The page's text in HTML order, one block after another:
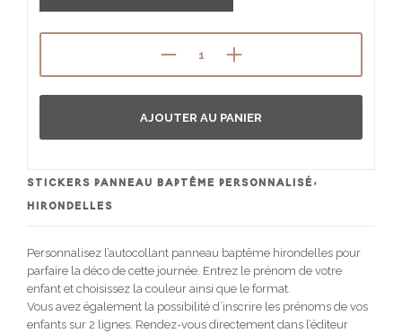
STICKERS PANNEAU BAPTÊME PERSONNALISÉ,
HIRONDELLES
Personnalisez l’autocollant panneau baptême hirondelles pour
parfaire la déco de cette journée. Entrez le prénom de votre
enfant et choisissez la couleur ainsi que le format.
Vous avez également la possibilité d’inscrire les prénoms de vos
enfants sur 2 lignes. Rendez-vous directement dans l’éditeur
AJOUTER AU PANIER